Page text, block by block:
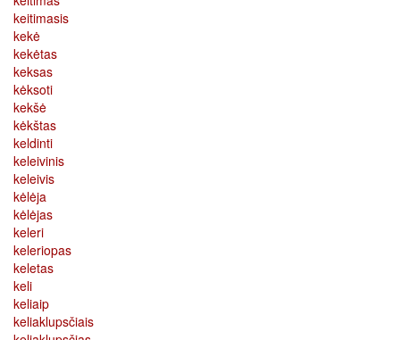
keitimasis
kekė
kekėtas
keksas
kėksoti
kekšė
kėkštas
keldinti
keleivinis
keleivis
kėlėja
kėlėjas
keleri
keleriopas
keletas
keli
keliaip
keliaklupsčiais